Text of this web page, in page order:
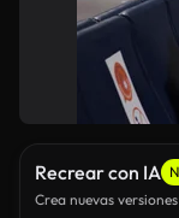
Recrear con IA
Crea nuevas